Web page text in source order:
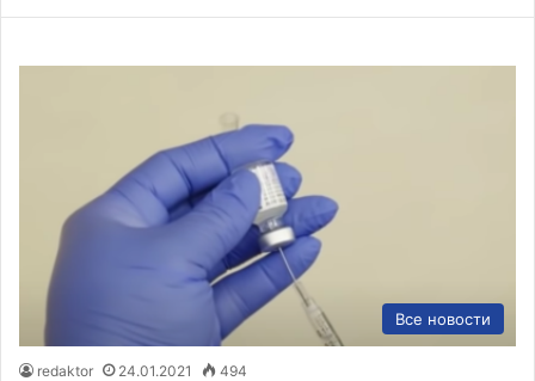
Все новости
redaktor 24.01.2021 494